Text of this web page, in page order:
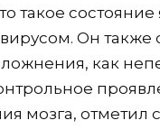
такое
Он также
как
мозга, отметил